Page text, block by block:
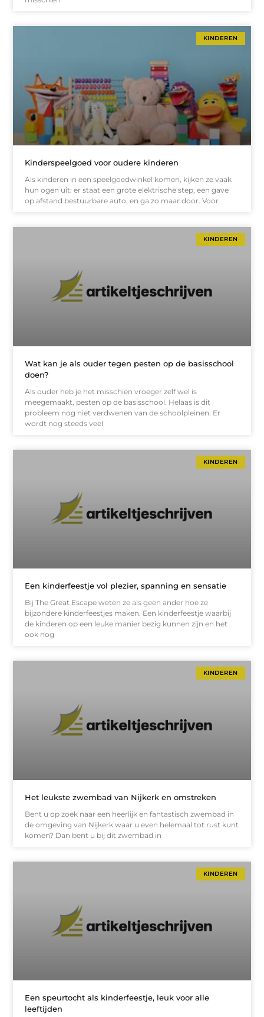
KINDEREN
Kinderspeelgoed voor oudere kinderen
Als kinderen in een speelgoedwinkel komen, kijken ze vaak
hun ogen uit: er staat een grote elektrische step, een gave
op afstand bestuurbare auto, en ga zo maar door. Voor
KINDEREN
Wat kan je als ouder tegen pesten op de basisschool
doen?
Als ouder heb je het misschien vroeger zelf wel is
meegemaakt, pesten op de basisschool. Helaas is dit
probleem nog niet verdwenen van de schoolpleinen. Er
wordt nog steeds veel
KINDEREN
Een kinderfeestje vol plezier, spanning en sensatie
Bij The Great Escape weten ze als geen ander hoe ze
bijzondere kinderfeestjes maken. Een kinderfeestje waarbij
de kinderen op een leuke manier bezig kunnen zijn en het
ook nog
KINDEREN
Het leukste zwembad van Nijkerk en omstreken
Bent u op zoek naar een heerlijk en fantastisch zwembad in
de omgeving van Nijkerk waar u even helemaal tot rust kunt
komen? Dan bent u bij dit zwembad in
KINDEREN
Een speurtocht als kinderfeestje, leuk voor alle
leeftijden